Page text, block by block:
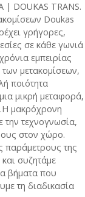
DOUKAS TRANS.
Doukas
γρήγορες,
σε κάθε γωνιά
εμπειρίας
μετακομίσεων,
ποιότητα
μικρή μεταφορά,
μακρόχρονη
την τεχνογνωσία,
στον χώρο.
παράμετρους της
συζητάμε
βήματα που
τη διαδικασία